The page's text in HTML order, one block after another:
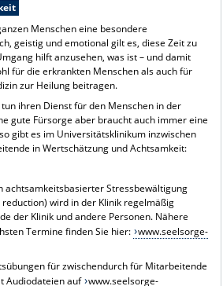
Menschen eine besondere
geistig und emotional gilt es, diese Zeit zu
hilft anzusehen, was ist – und damit
für die erkrankten Menschen als auch für
zur Heilung beitragen.
ihren Dienst für den Menschen in der
gute Fürsorge aber braucht auch immer eine
gibt es im Universitätsklinikum inzwischen
in Wertschätzung und Achtsamkeit:
achtsamkeitsbasierter Stressbewältigung
wird in der Klinik regelmäßig
der Klinik und andere Personen. Nähere
Termine finden Sie hier: www.seelsorge-
für zwischendurch für Mitarbeitende
Audiodateien auf www.seelsorge-